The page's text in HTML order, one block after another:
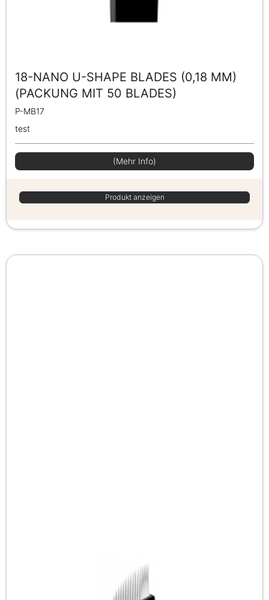
18-NANO U-SHAPE BLADES (0,18 MM)
(PACKUNG MIT 50 BLADES)
P-MB17
test
(Mehr Info)
Produkt anzeigen